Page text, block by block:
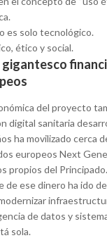
es solo tecnológico.
ético y social.
del proyecto
digital sanitaria
ha movilizado cerca
europeos Next
propios del Principado.
de ese dinero ha ido
de datos y
sola.